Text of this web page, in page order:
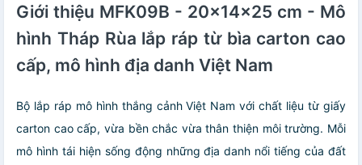
Giới thiệu MFK09B - 20x14x25 cm - Mô
hình Tháp Rùa lắp ráp từ bìa carton cao
cấp, mô hình địa danh Việt Nam
Bộ lắp ráp mô hình thắng cảnh Việt Nam với chất liệu từ giấy
carton cao cấp, vừa bền chắc vừa thân thiện môi trường. Mỗi
mô hình tái hiện sống động những địa danh nổi tiếng của đất